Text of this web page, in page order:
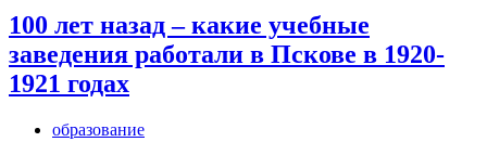
100 лет назад – какие учебные
заведения работали в Пскове в 1920-
1921 годах
образование